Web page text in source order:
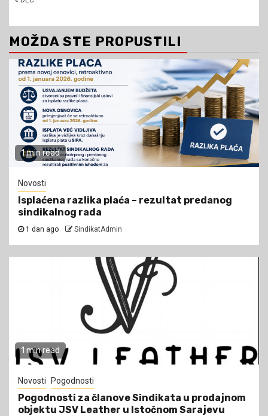
MOŽDA STE PROPUSTILI
1 min read
Novosti
Isplaćena razlika plaća – rezultat predanog
sindikalnog rada
1 dan ago SindikatAdmin
1 min read
Novosti Pogodnosti
Pogodnosti za članove Sindikata u prodajnom
objektu JSV Leather u Istočnom Sarajevu